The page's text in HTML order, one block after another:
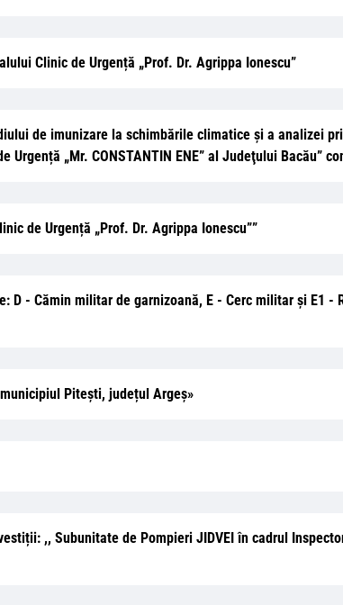
Clinic de Urgență „Prof. Dr. Agrippa Ionescu”
de imunizare la schimbările climatice și a analizei
„Mr. CONSTANTIN ENE” al Judeţului Bacău”
de Urgență „Prof. Dr. Agrippa Ionescu””
- Cămin militar de garnizoană, E - Cerc militar și E1 -
Pitești, județul Argeș»
,, Subunitate de Pompieri JIDVEI în cadrul